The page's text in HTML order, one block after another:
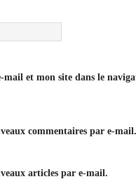
et mon site dans le
commentaires par e-mail.
articles par e-mail.